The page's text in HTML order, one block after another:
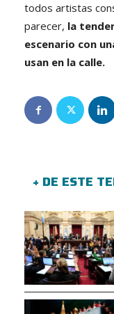
todos artistas
parecer, la
escenario con
usan en la calle.
+ DE ESTE